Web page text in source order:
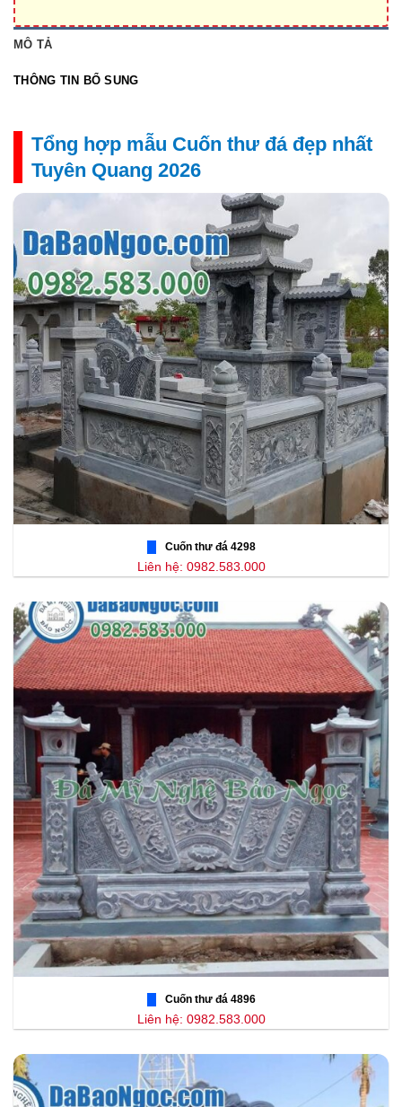
MÔ TẢ
THÔNG TIN BỔ SUNG
Tổng hợp mẫu Cuốn thư đá đẹp nhất
Tuyên Quang 2026
Cuốn thư đá 4298
Liên hệ: 0982.583.000
Cuốn thư đá 4896
Liên hệ: 0982.583.000